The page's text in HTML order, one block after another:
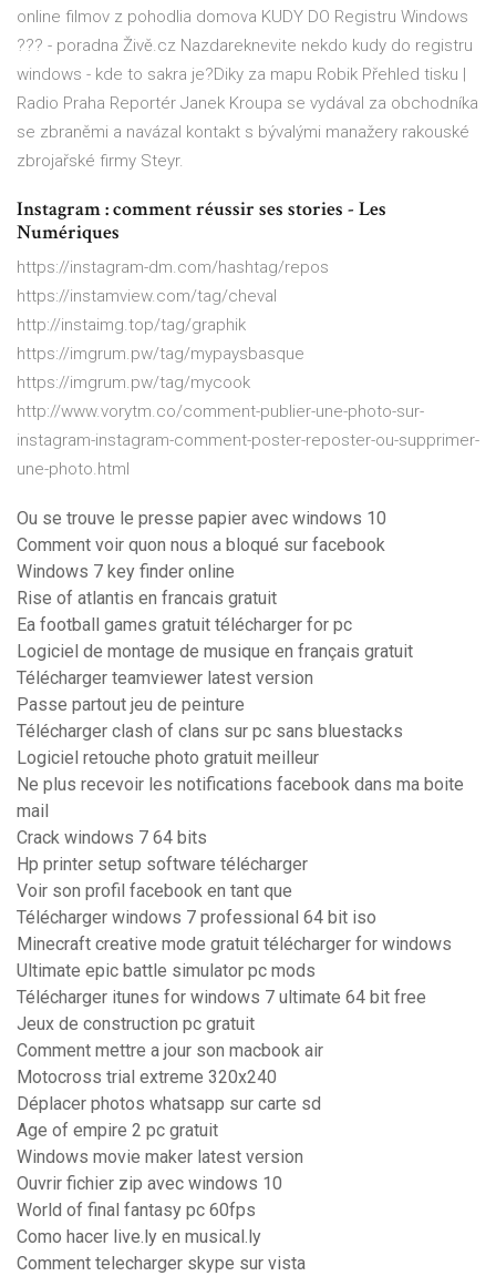
online filmov z pohodlia domova KUDY DO Registru Windows
??? - poradna Živě.cz Nazdareknevite nekdo kudy do registru
windows - kde to sakra je?Diky za mapu Robik Přehled tisku |
Radio Praha Reportér Janek Kroupa se vydával za obchodníka
se zbraněmi a navázal kontakt s bývalými manažery rakouské
zbrojařské firmy Steyr.
Instagram : comment réussir ses stories - Les
Numériques
https://instagram-dm.com/hashtag/repos
https://instamview.com/tag/cheval
http://instaimg.top/tag/graphik
https://imgrum.pw/tag/mypaysbasque
https://imgrum.pw/tag/mycook
http://www.vorytm.co/comment-publier-une-photo-sur-
instagram-instagram-comment-poster-reposter-ou-supprimer-
une-photo.html
Ou se trouve le presse papier avec windows 10
Comment voir quon nous a bloqué sur facebook
Windows 7 key finder online
Rise of atlantis en francais gratuit
Ea football games gratuit télécharger for pc
Logiciel de montage de musique en français gratuit
Télécharger teamviewer latest version
Passe partout jeu de peinture
Télécharger clash of clans sur pc sans bluestacks
Logiciel retouche photo gratuit meilleur
Ne plus recevoir les notifications facebook dans ma boite
mail
Crack windows 7 64 bits
Hp printer setup software télécharger
Voir son profil facebook en tant que
Télécharger windows 7 professional 64 bit iso
Minecraft creative mode gratuit télécharger for windows
Ultimate epic battle simulator pc mods
Télécharger itunes for windows 7 ultimate 64 bit free
Jeux de construction pc gratuit
Comment mettre a jour son macbook air
Motocross trial extreme 320x240
Déplacer photos whatsapp sur carte sd
Age of empire 2 pc gratuit
Windows movie maker latest version
Ouvrir fichier zip avec windows 10
World of final fantasy pc 60fps
Como hacer live.ly en musical.ly
Comment telecharger skype sur vista